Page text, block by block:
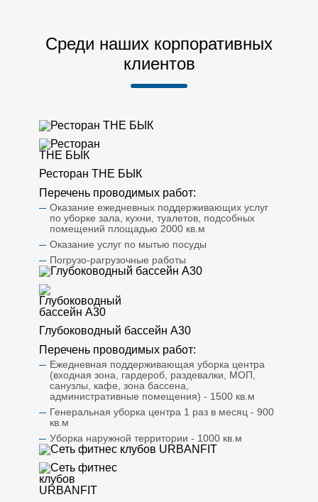
Среди наших корпоративных
клиентов
Ресторан THE БЫК
Перечень проводимых работ:
Оказание ежедневных поддерживающих услуг
по уборке зала, кухни, туалетов, подсобных
помещений площадью 2000 кв.м
Оказание услуг по мытью посуды
Погрузо-рагрузочные работы
Глубоководный бассейн А30
Перечень проводимых работ:
Ежедневная поддерживающая уборка центра
(входная зона, гардероб, раздевалки, МОП,
санузлы, кафе, зона бассена,
административные помещения) - 1500 кв.м
Генеральная уборка центра 1 раз в месяц - 900
кв.м
Уборка наружной территории - 1000 кв.м